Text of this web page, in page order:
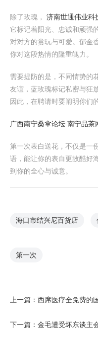
除了玫瑰， 济南世通伟业科
它标记着阳光、忠诚和顽强
对对方的赏玩与可爱。郁金
你对这段热情的隆重魄力。
需要提防的是，不同情势的
友谊，蓝玫瑰标记私密与狂
因此，在聘请时要阐明你们
广西南宁桑拿论坛 南宁品茶
第一次表白送花，不仅是一
语，能让你的表白更故酷好
到你的全心与诚意。
海口市结兴尼百货店
第一次
上一篇： 西席医疗全免费的
下一篇： 金毛遭受坏东谈主